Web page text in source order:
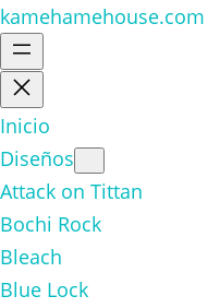
kamehamehouse.com
Inicio
Diseños
Attack on Tittan
Bochi Rock
Bleach
Blue Lock